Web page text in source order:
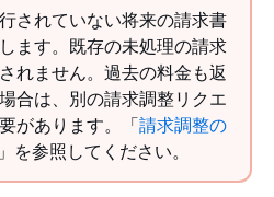
されていない将来の請求書
ます。既存の未処理の請求
れません。過去の料金も返
合は、別の請求調整リクエ
があります。「請求調整の
」を参照してください。